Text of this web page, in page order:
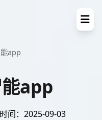
app
app
间：2025-09-03